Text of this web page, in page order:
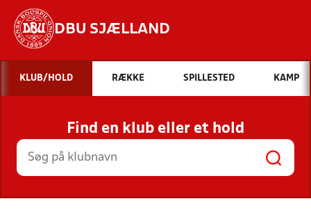
DBU SJÆLLAND
Hvad vil du søge efter?
INDHOLD OG NYHEDER
STILLINGER, RESULTATER, KLUBBER OG
HOLD
KLUB/HOLD RÆKKE SPILLESTED KAMP
Find en klub eller et hold